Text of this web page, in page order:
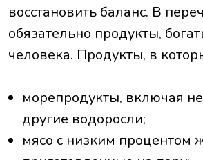
восстановить баланс. В
обязательно продукты,
человека. Продукты, в
морепродукты, включая
другие водоросли;
мясо с низким процентом